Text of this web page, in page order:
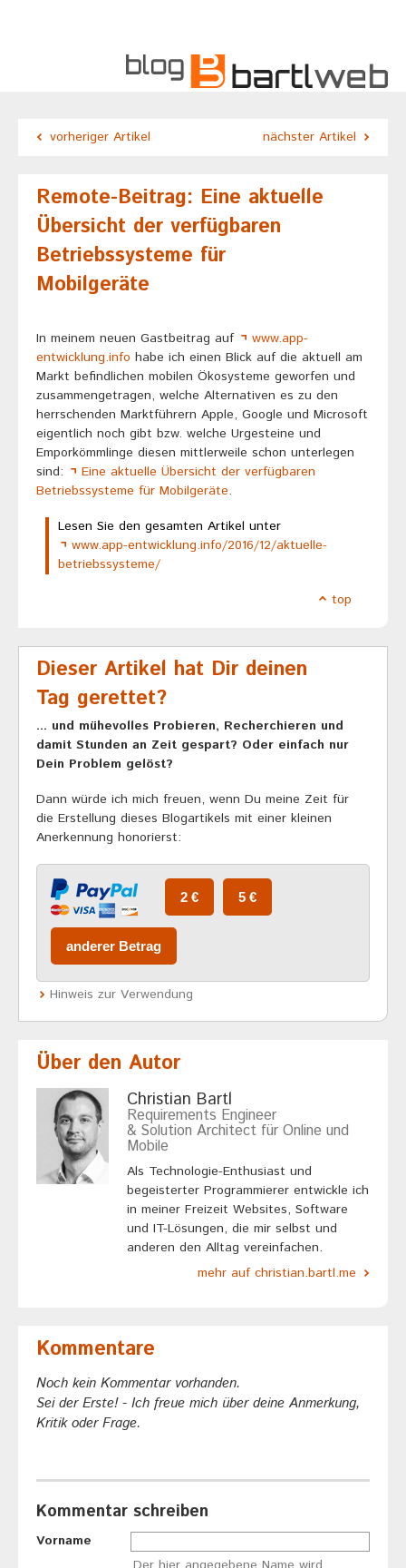
nächster Artikel
vorheriger Artikel
Remote-Beitrag: Eine aktuelle
Übersicht der verfügbaren
Betriebssysteme für
Mobilgeräte
In meinem neuen Gastbeitrag auf
www.app-
entwicklung.info habe ich einen Blick auf die aktuell am
Markt befindlichen mobilen Ökosysteme geworfen und
zusammengetragen, welche Alternativen es zu den
herrschenden Marktführern Apple, Google und Microsoft
eigentlich noch gibt bzw. welche Urgesteine und
Emporkömmlinge diesen mittlerweile schon unterlegen
sind:
Eine aktuelle Übersicht der verfügbaren
Betriebssysteme für Mobilgeräte.
Lesen Sie den gesamten Artikel unter
www.app-entwicklung.info/2016/12/aktuelle-
betriebssysteme/
top
Dieser Artikel hat Dir deinen
Tag gerettet?
... und mühevolles Probieren, Recherchieren und
damit Stunden an Zeit gespart? Oder einfach nur
Dein Problem gelöst?
Dann würde ich mich freuen, wenn Du meine Zeit für
die Erstellung dieses Blogartikels mit einer kleinen
Anerkennung honorierst:
Hinweis zur Verwendung
Über den Autor
Christian Bartl
Requirements Engineer
& Solution Architect für Online und
Mobile
Als Technologie-Enthusiast und
begeisterter Programmierer entwickle ich
in meiner Freizeit Websites, Software
und IT-Lösungen, die mir selbst und
anderen den Alltag vereinfachen.
mehr auf christian.bartl.me
Kommentare
Noch kein Kommentar vorhanden.
Sei der Erste! - Ich freue mich über deine Anmerkung,
Kritik oder Frage.
Kommentar schreiben
Vorname